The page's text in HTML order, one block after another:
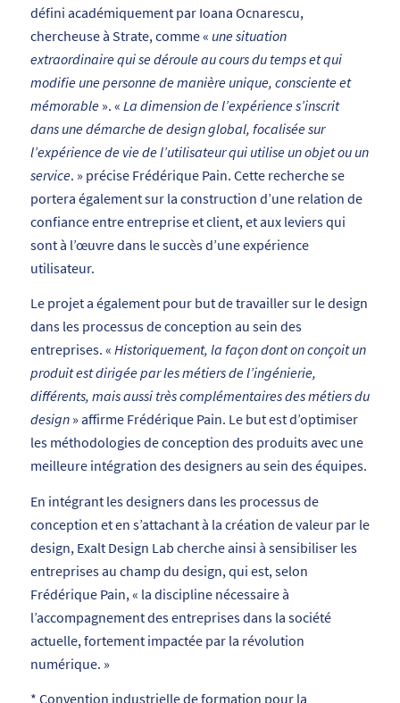
défini académiquement par Ioana Ocnarescu,
chercheuse à Strate, comme « une situation
extraordinaire qui se déroule au cours du temps et qui
modifie une personne de manière unique, consciente et
mémorable ». « La dimension de l’expérience s’inscrit
dans une démarche de design global, focalisée sur
l’expérience de vie de l’utilisateur qui utilise un objet ou un
service. » précise Frédérique Pain. Cette recherche se
portera également sur la construction d’une relation de
confiance entre entreprise et client, et aux leviers qui
sont à l’œuvre dans le succès d’une expérience
utilisateur.
Le projet a également pour but de travailler sur le design
dans les processus de conception au sein des
entreprises. « Historiquement, la façon dont on conçoit un
produit est dirigée par les métiers de l’ingénierie,
différents, mais aussi très complémentaires des métiers du
design » affirme Frédérique Pain. Le but est d’optimiser
les méthodologies de conception des produits avec une
meilleure intégration des designers au sein des équipes.
En intégrant les designers dans les processus de
conception et en s’attachant à la création de valeur par le
design, Exalt Design Lab cherche ainsi à sensibiliser les
entreprises au champ du design, qui est, selon
Frédérique Pain, « la discipline nécessaire à
l’accompagnement des entreprises dans la société
actuelle, fortement impactée par la révolution
numérique. »
* Convention industrielle de formation pour la